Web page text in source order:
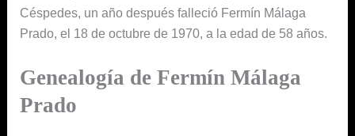
Céspedes, un año después falleció Fermín Málaga
Prado, el 18 de octubre de 1970, a la edad de 58 años.
Genealogía de Fermín Málaga
Prado